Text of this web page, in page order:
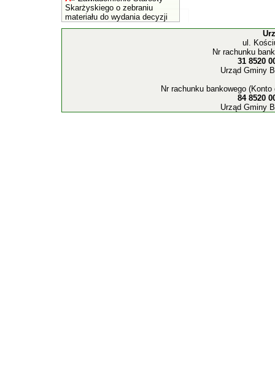
Skarżyskiego o zebraniu
materiału do wydania decyzji
ul.
Nr rachunku
31 8520
Urząd Gminy
Nr rachunku bankowego
84 8520
Urząd Gminy